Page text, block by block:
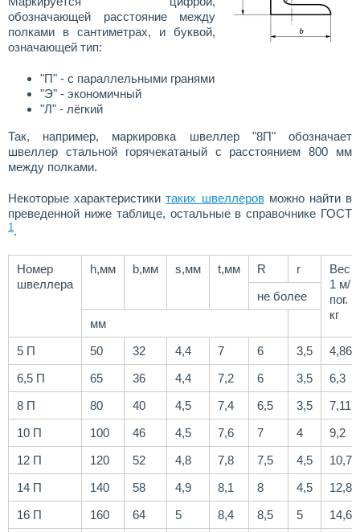
обозначающей расстояние между
полками в сантиметрах, и буквой,
означающей тип:
"П" - с параллельными гранями
"Э" - экономичный
"Л" - лёгкий
Так, например, маркировка швеллер "8П" обозначает
швеллер стальной горячекатаный с расстоянием 800 мм
между полками.
Некоторые характеристикитаких швеллеровможно найти в
преведенной ниже таблице, остальные в справочнике ГОСТ
1.
Номер
швеллера
h,мм b,мм s,мм t,мм R r
Вес
1 м/
пог.
кг
не более
мм
5 П
50 32 4,4 7 6 3,5
4,86
6,5 П
65 36 4,4 7,2 6 3,5
6,3
8 П
80 40 4,5 7,4 6,5 3,5
7,11
10 П
100 46 4,5 7,6 7 4
9,2
12 П
120 52 4,8 7,8 7,5 4,5
10,7
14 П
140 58 4,9 8,1 8 4,5
12,8
16 П
160 64 5 8,4 8,5 5
14,6